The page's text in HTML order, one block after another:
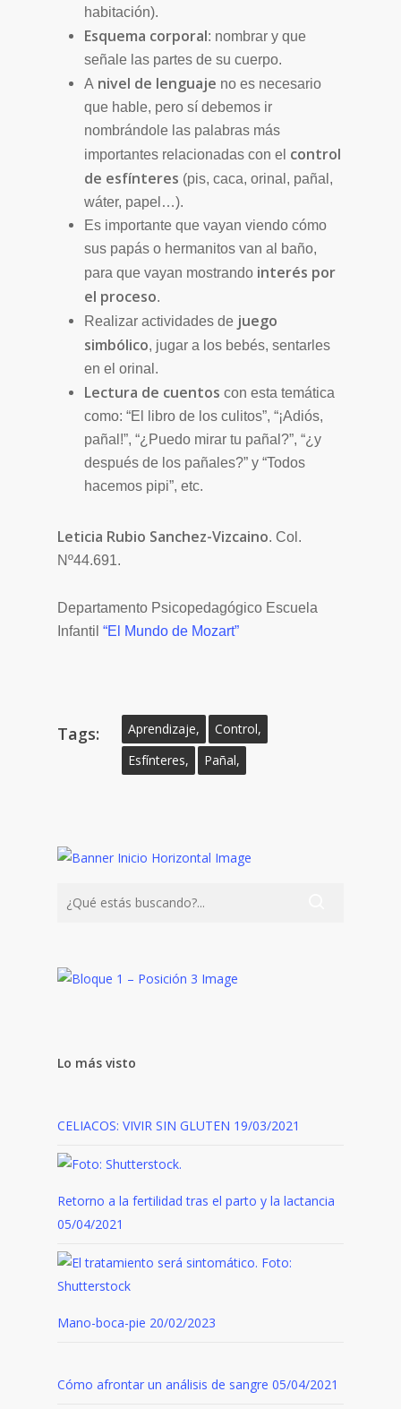
habitación).
Esquema corporal: nombrar y que
señale las partes de su cuerpo.
A nivel de lenguaje no es necesario
que hable, pero sí debemos ir
nombrándole las palabras más
importantes relacionadas con el control
de esfínteres (pis, caca, orinal, pañal,
wáter, papel…).
Es importante que vayan viendo cómo
sus papás o hermanitos van al baño,
para que vayan mostrando interés por
el proceso.
Realizar actividades de juego
simbólico, jugar a los bebés, sentarles
en el orinal.
Lectura de cuentos con esta temática
como: “El libro de los culitos”, “¡Adiós,
pañal!”, “¿Puedo mirar tu pañal?”, “¿y
después de los pañales?” y “Todos
hacemos pipi”, etc.
Leticia Rubio Sanchez-Vizcaino. Col.
Nº44.691.
Departamento Psicopedagógico Escuela
Infantil “El Mundo de Mozart”
Tags: Aprendizaje,
Control,
Esfínteres,
Pañal,
Lo más visto
CELIACOS: VIVIR SIN GLUTEN 19/03/2021
Retorno a la fertilidad tras el parto y la lactancia
05/04/2021
Mano-boca-pie 20/02/2023
Cómo afrontar un análisis de sangre 05/04/2021